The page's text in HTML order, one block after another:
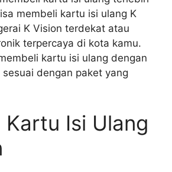
membeli kartu isi ulang K
K Vision terdekat atau
terpercaya di kota kamu.
kartu isi ulang dengan
dengan paket yang
Isi Ulang